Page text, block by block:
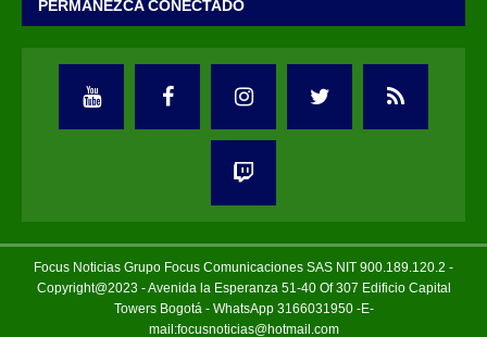
PERMANEZCA CONECTADO
Focus Noticias Grupo Focus Comunicaciones SAS NIT 900.189.120.2 -
Copyright@2023 - Avenida la Esperanza 51-40 Of 307 Edificio Capital
Towers Bogotá - WhatsApp 3166031950 -E-
mail:focusnoticias@hotmail.com